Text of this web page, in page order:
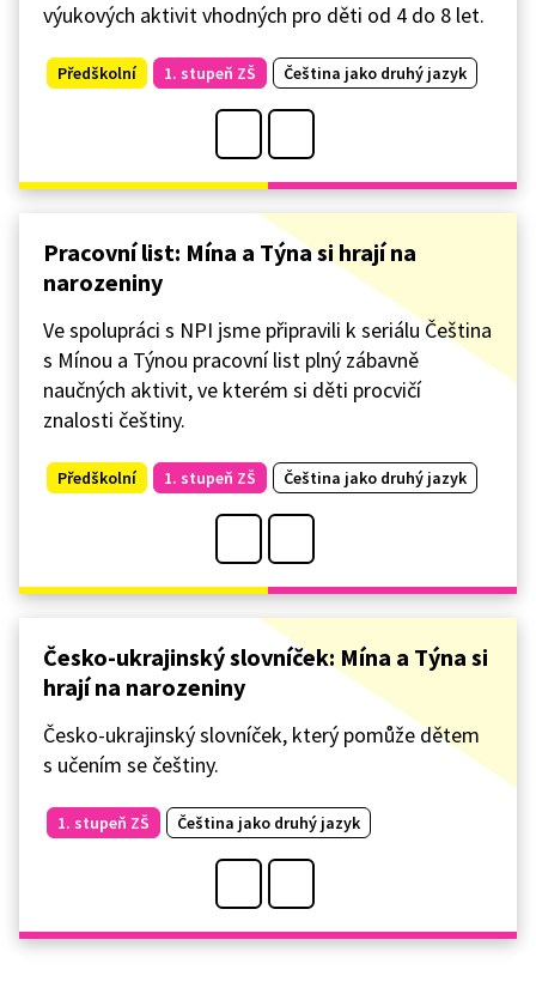
výukových aktivit vhodných pro děti od 4 do 8 let.
Předškolní 1. stupeň ZŠ Čeština jako druhý jazyk
Pracovní list: Mína a Týna si hrají na
narozeniny
Ve spolupráci s NPI jsme připravili k seriálu Čeština
s Mínou a Týnou pracovní list plný zábavně
naučných aktivit, ve kterém si děti procvičí
znalosti češtiny.
Předškolní 1. stupeň ZŠ Čeština jako druhý jazyk
Česko-ukrajinský slovníček: Mína a Týna si
hrají na narozeniny
Česko-ukrajinský slovníček, který pomůže dětem
s učením se češtiny.
1. stupeň ZŠ Čeština jako druhý jazyk